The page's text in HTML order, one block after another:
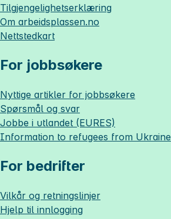
Tilgjengelighetserklæring
Om arbeidsplassen.no
Nettstedkart
For jobbsøkere
Nyttige artikler for jobbsøkere
Spørsmål og svar
Jobbe i utlandet (EURES)
Information to refugees from Ukraine
For bedrifter
Vilkår og retningslinjer
Hjelp til innlogging